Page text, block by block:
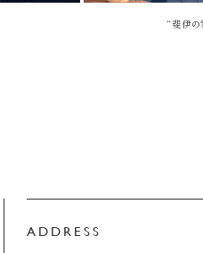
“斐伊の
ADDRESS